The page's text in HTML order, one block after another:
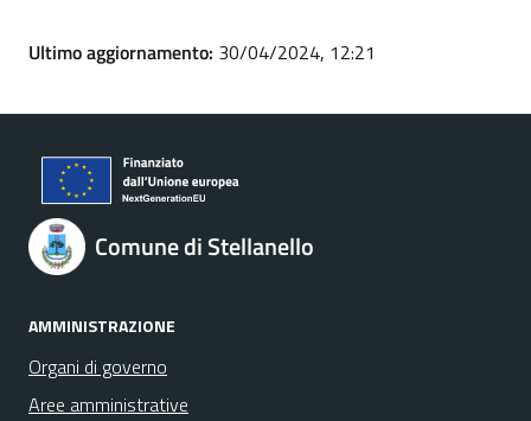
Ultimo aggiornamento: 30/04/2024, 12:21
Comune di Stellanello
AMMINISTRAZIONE
Organi di governo
Aree amministrative